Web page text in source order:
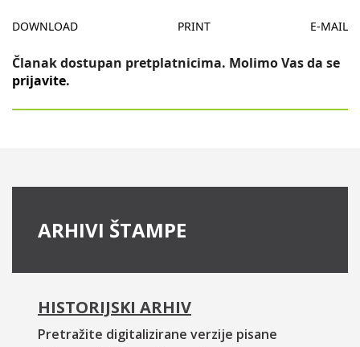
DOWNLOAD PRINT E-MAIL
Članak dostupan pretplatnicima. Molimo Vas da se
prijavite.
ARHIVI ŠTAMPE
HISTORIJSKI ARHIV
Pretražite digitalizirane verzije pisane